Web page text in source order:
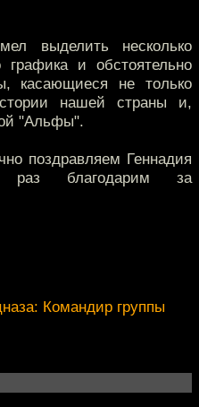
выделить несколько
графика и обстоятельно
касающиеся не только
нашей страны и,
"Альфы".
поздравляем Геннадия
благодарим за
Командир группы